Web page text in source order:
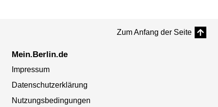
Zum Anfang der Seite
Mein.Berlin.de
Impressum
Datenschutzerklärung
Nutzungsbedingungen